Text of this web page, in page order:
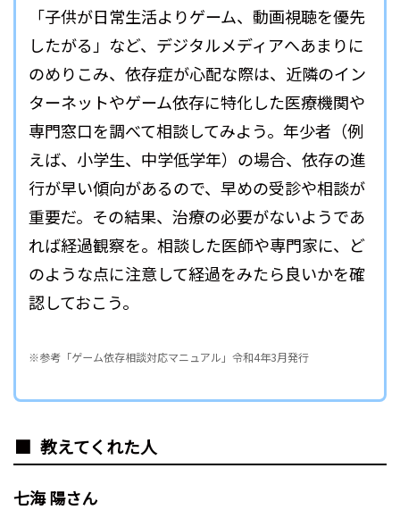
「子供が日常生活よりゲーム、動画視聴を優先
したがる」など、デジタルメディアへあまりに
のめりこみ、依存症が心配な際は、近隣のイン
ターネットやゲーム依存に特化した医療機関や
専門窓口を調べて相談してみよう。年少者（例
えば、小学生、中学低学年）の場合、依存の進
行が早い傾向があるので、早めの受診や相談が
重要だ。その結果、治療の必要がないようであ
れば経過観察を。相談した医師や専門家に、ど
のような点に注意して経過をみたら良いかを確
認しておこう。
※参考「ゲーム依存相談対応マニュアル」令和4年3月発行
教えてくれた人
七海 陽さん